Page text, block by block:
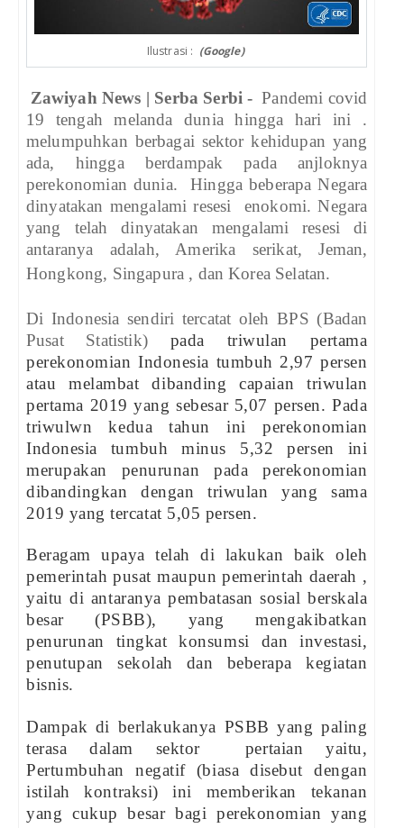
Ilustrasi : (Google)
Zawiyah News | Serba Serbi - Pandemi covid
19 tengah melanda dunia hingga hari ini .
melumpuhkan berbagai sektor kehidupan yang
ada, hingga berdampak pada anjloknya
perekonomian dunia.
Hingga beberapa Negara
dinyatakan mengalami resesi
enokomi. Negara
yang telah dinyatakan mengalami resesi di
antaranya adalah, Amerika serikat, Jeman,
Hongkong, Singapura , dan Korea Selatan.
Di Indonesia sendiri tercatat oleh BPS (Badan
Pusat Statistik)pada triwulan pertama
perekonomian Indonesia tumbuh 2,97 persen
atau melambat dibanding capaian triwulan
pertama 2019 yang sebesar 5,07 persen. Pada
triwulwn kedua tahun ini perekonomian
Indonesia tumbuh minus 5,32 persen ini
merupakan penurunan pada perekonomian
dibandingkan dengan triwulan yang sama
2019 yang tercatat 5,05 persen.
Beragam upaya telah di lakukan baik oleh
pemerintah pusat maupun pemerintah daerah ,
yaitu di antaranya pembatasan sosial berskala
besar (PSBB), yang mengakibatkan
penurunan tingkat konsumsi dan investasi,
penutupan sekolah dan beberapa kegiatan
bisnis.
Dampak di berlakukanya PSBB yang paling
terasa dalam sektor
pertaian yaitu,
Pertumbuhan negatif (biasa disebut dengan
istilah kontraksi) ini memberikan tekanan
yang cukup besar bagi perekonomian yang